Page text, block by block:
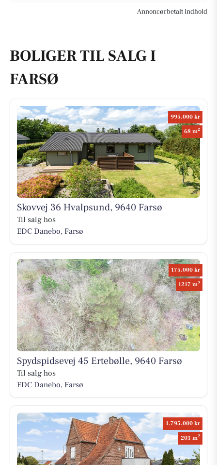
Annoncørbetalt indhold
BOLIGER TIL SALG I
FARSØ
995.000 kr
68 m2
Skovvej 36 Hvalpsund, 9640 Farsø
Til salg hos
EDC Danebo, Farsø
175.000 kr
1217 m2
Spydspidsevej 45 Ertebølle, 9640 Farsø
Til salg hos
EDC Danebo, Farsø
1.795.000 kr
203 m2